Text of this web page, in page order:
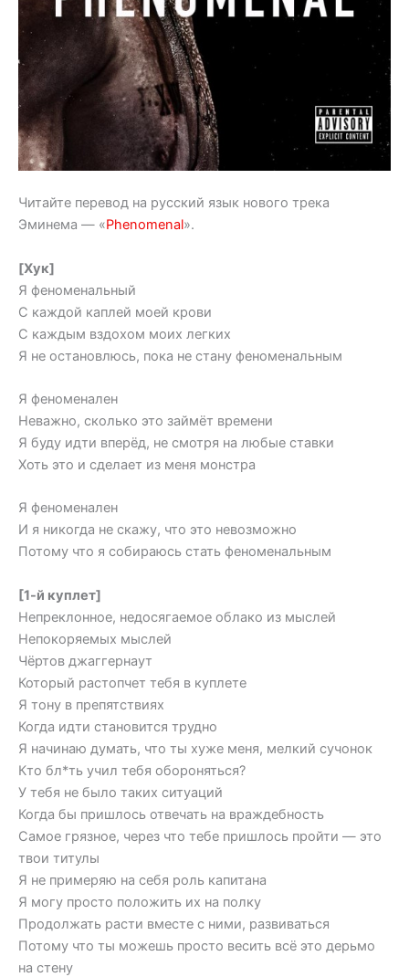
Читайте перевод на русский язык нового трека
Эминема — «Phenomenal».
[Хук]
Я феноменальный
С каждой каплей моей крови
С каждым вздохом моих легких
Я не остановлюсь, пока не стану феноменальным
Я феноменален
Неважно, сколько это займёт времени
Я буду идти вперёд, не смотря на любые ставки
Хоть это и сделает из меня монстра
Я феноменален
И я никогда не скажу, что это невозможно
Потому что я собираюсь стать феноменальным
[1-й куплет]
Непреклонное, недосягаемое облако из мыслей
Непокоряемых мыслей
Чёртов джаггернаут
Который растопчет тебя в куплете
Я тону в препятствиях
Когда идти становится трудно
Я начинаю думать, что ты хуже меня, мелкий сучонок
Кто бл*ть учил тебя обороняться?
У тебя не было таких ситуаций
Когда бы пришлось отвечать на враждебность
Самое грязное, через что тебе пришлось пройти — это
твои титулы
Я не примеряю на себя роль капитана
Я могу просто положить их на полку
Продолжать расти вместе с ними, развиваться
Потому что ты можешь просто весить всё это дерьмо
на стену